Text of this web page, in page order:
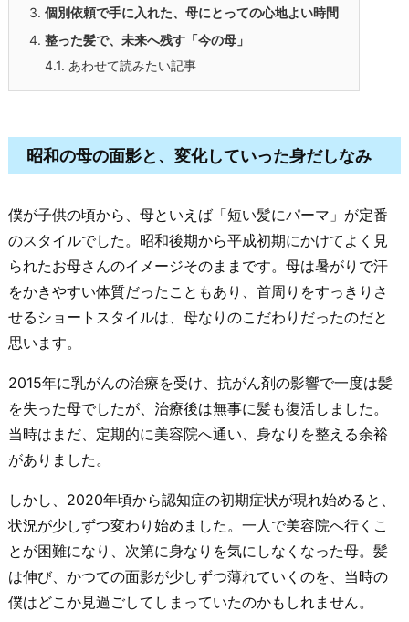
3. 個別依頼で手に入れた、母にとっての心地よい時間
4. 整った髪で、未来へ残す「今の母」
4.1. あわせて読みたい記事
昭和の母の面影と、変化していった身だしなみ
僕が子供の頃から、母といえば「短い髪にパーマ」が定番
のスタイルでした。昭和後期から平成初期にかけてよく見
られたお母さんのイメージそのままです。母は暑がりで汗
をかきやすい体質だったこともあり、首周りをすっきりさ
せるショートスタイルは、母なりのこだわりだったのだと
思います。
2015年に乳がんの治療を受け、抗がん剤の影響で一度は髪
を失った母でしたが、治療後は無事に髪も復活しました。
当時はまだ、定期的に美容院へ通い、身なりを整える余裕
がありました。
しかし、2020年頃から認知症の初期症状が現れ始めると、
状況が少しずつ変わり始めました。一人で美容院へ行くこ
とが困難になり、次第に身なりを気にしなくなった母。髪
は伸び、かつての面影が少しずつ薄れていくのを、当時の
僕はどこか見過ごしてしまっていたのかもしれません。